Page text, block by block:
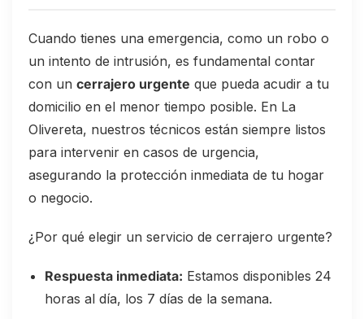
Cuando tienes una emergencia, como un robo o
un intento de intrusión, es fundamental contar
con un cerrajero urgente que pueda acudir a tu
domicilio en el menor tiempo posible. En La
Olivereta, nuestros técnicos están siempre listos
para intervenir en casos de urgencia,
asegurando la protección inmediata de tu hogar
o negocio.
¿Por qué elegir un servicio de cerrajero urgente?
Respuesta inmediata: Estamos disponibles 24
horas al día, los 7 días de la semana.